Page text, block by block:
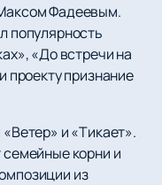
Фадеевым.
популярность
«До встречи на
проекту признание
и «Тикает».
корни и
из